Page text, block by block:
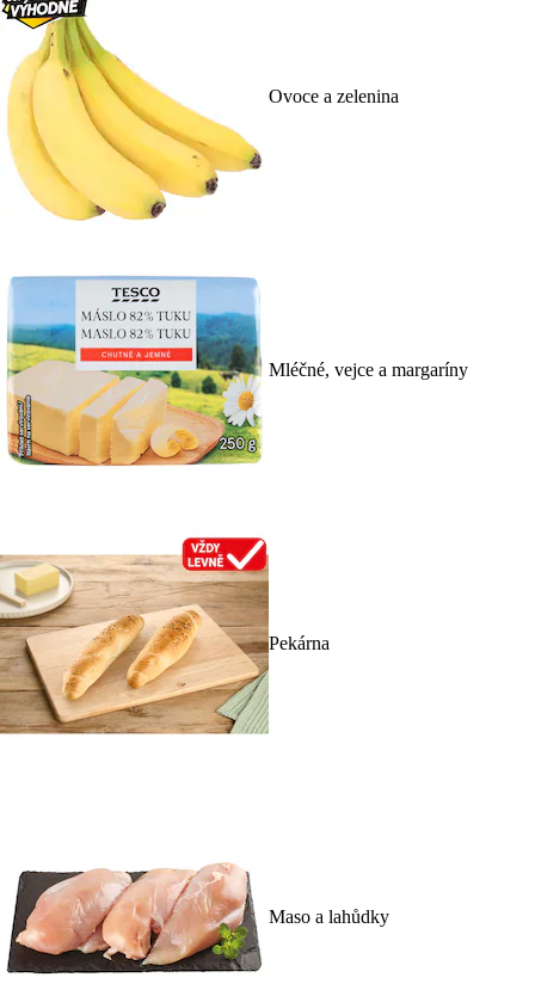
Ovoce a zelenina
Mléčné, vejce a margaríny
Pekárna
Maso a lahůdky